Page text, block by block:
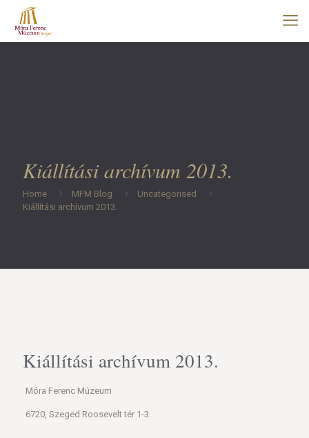
Kiállítási archívum 2013.
Home MFM Blog
Uncategorised
Kiállítási archívum 2013.
Kiállítási archívum 2013.
Móra Ferenc Múzeum
6720, Szeged Roosevelt tér 1-3.